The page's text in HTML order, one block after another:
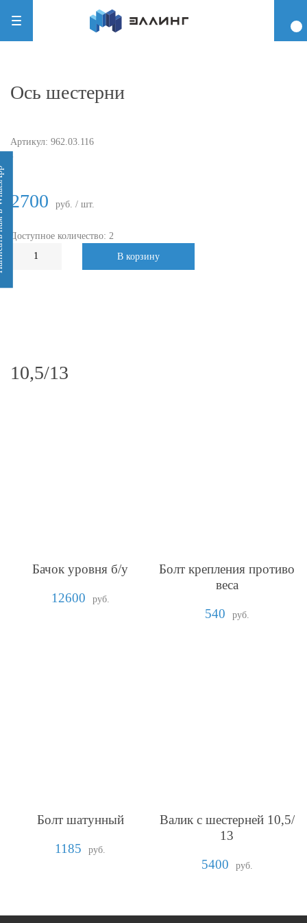
Ось шестерни
Артикул: 962.03.116
2700 руб. / шт.
Доступное количество: 2
В корзину
10,5/13
Бачок уровня б/у
12600
руб.
Болт крепления противо
веса
540
руб.
Болт шатунный
1185
руб.
Валик с шестерней 10,5/
13
5400
руб.